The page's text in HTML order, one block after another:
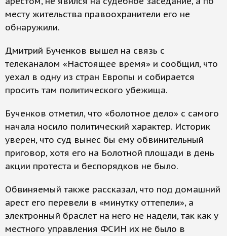
месту жительства правоохранители его не
обнаружили.
Дмитрий Бученков вышел на связь с
телеканалом «Настоящее время» и сообщил, что
уехал в одну из стран Европы и собирается
просить там политического убежища.
Бученков отметил, что «болотное дело» с самого
начала носило политический характер. Историк
уверен, что суд вынес бы ему обвинительный
приговор, хотя его на Болотной площади в день
акции протеста и беспорядков не было.
Обвиняемый также рассказал, что под домашний
арест его перевели в «минутку оттепели», а
электронный браслет на него не надели, так как у
местного управления ФСИН их не было в